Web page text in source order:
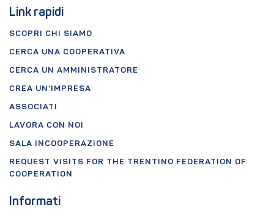
Link rapidi
SCOPRI CHI SIAMO
CERCA UNA COOPERATIVA
CERCA UN AMMINISTRATORE
CREA UN'IMPRESA
ASSOCIATI
LAVORA CON NOI
SALA INCOOPERAZIONE
REQUEST VISITS FOR THE TRENTINO FEDERATION OF
COOPERATION
Informati